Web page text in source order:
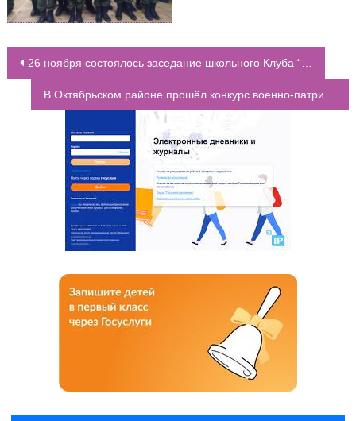
НАВИГАЦИЯ ПО ЗАПИСЯМ
26 ноября состоялось заседание школьного Клуба “Территория профессионального роста”
В Октябрьском районе прошёл конкурс военно-патриотической инсценированной песни